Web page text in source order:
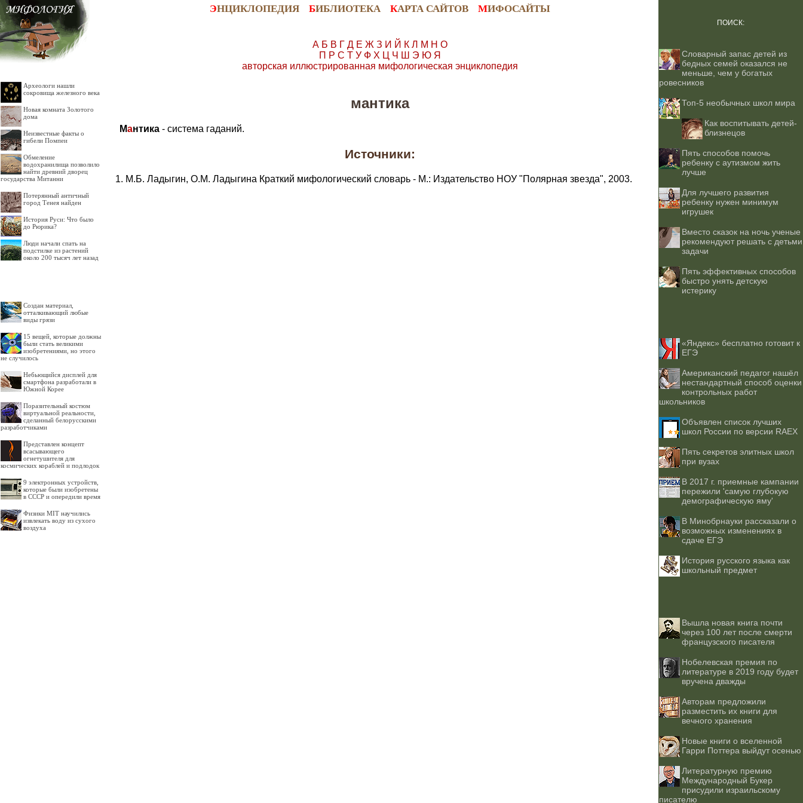
ЭНЦИКЛОПЕДИЯ БИБЛИОТЕКА КАРТА САЙТОВ МИФОСАЙТЫ
Археологи нашли
сокровища железного века
Новая комната Золотого
дома
Неизвестные факты о
гибели Помпеи
Обмеление
водохранилища позволило
найти древний дворец
государства Митанни
Потерянный античный
город Тенея найден
История Руси: Что было
до Рюрика?
Люди начали спать на
подстилке из растений
около 200 тысяч лет назад
Создан материал,
отталкивающий любые
виды грязи
15 вещей, которые должны
были стать великими
изобретениями, но этого
не случилось
Небьющийся дисплей для
смартфона разработали в
Южной Корее
Поразительный костюм
виртуальной реальности,
сделанный белорусскими
разработчиками
Представлен концепт
всасывающего
огнетушителя для
космических кораблей и подлодок
9 электронных устройств,
которые были изобретены
в СССР и опередили время
Физики MIT научились
извлекать воду из сухого
воздуха
А Б В Г Д Е Ж З И Й К Л М Н О
П Р С Т У Ф Х Ц Ч Ш Э Ю Я
авторская иллюстрированная мифологическая энциклопедия
мантика
Мантика - система гаданий.
Источники:
М.Б. Ладыгин, О.М. Ладыгина Краткий мифологический словарь - М.: Издательство НОУ "Полярная звезда", 2003.
ПОИСК:
Словарный запас детей из
бедных семей оказался не
меньше, чем у богатых
ровесников
Топ-5 необычных школ мира
Как воспитывать детей-
близнецов
Пять способов помочь
ребенку с аутизмом жить
лучше
Для лучшего развития
ребенку нужен минимум
игрушек
Вместо сказок на ночь ученые
рекомендуют решать с детьми
задачи
Пять эффективных способов
быстро унять детскую
истерику
«Яндекс» бесплатно готовит к
ЕГЭ
Американский педагог нашёл
нестандартный способ оценки
контрольных работ
школьников
Объявлен список лучших
школ России по версии RAEX
Пять секретов элитных школ
при вузах
В 2017 г. приемные кампании
пережили 'самую глубокую
демографическую яму'
В Минобрнауки рассказали о
возможных изменениях в
сдаче ЕГЭ
История русского языка как
школьный предмет
Вышла новая книга почти
через 100 лет после смерти
французского писателя
Нобелевская премия по
литературе в 2019 году будет
вручена дважды
Авторам предложили
разместить их книги для
вечного хранения
Новые книги о вселенной
Гарри Поттера выйдут осенью
Литературную премию
Международный Букер
присудили израильскому
писателю